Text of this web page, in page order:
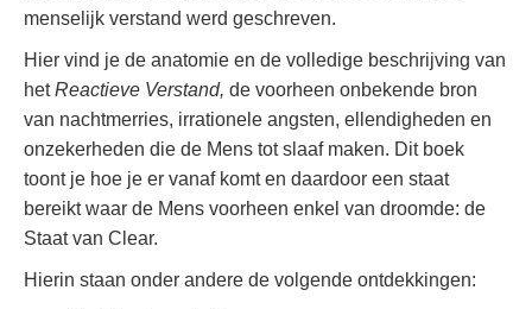
menselijk verstand werd geschreven.
Hier vind je de anatomie en de volledige beschrijving van
hetReactieve Verstand, de voorheen onbekende bron
van nachtmerries, irrationele angsten, ellendigheden en
onzekerheden die de Mens tot slaaf maken. Dit boek
toont je hoe je er vanaf komt en daardoor een staat
bereikt waar de Mens voorheen enkel van droomde: de
Staat van Clear.
Hierin staan onder andere de volgende ontdekkingen: